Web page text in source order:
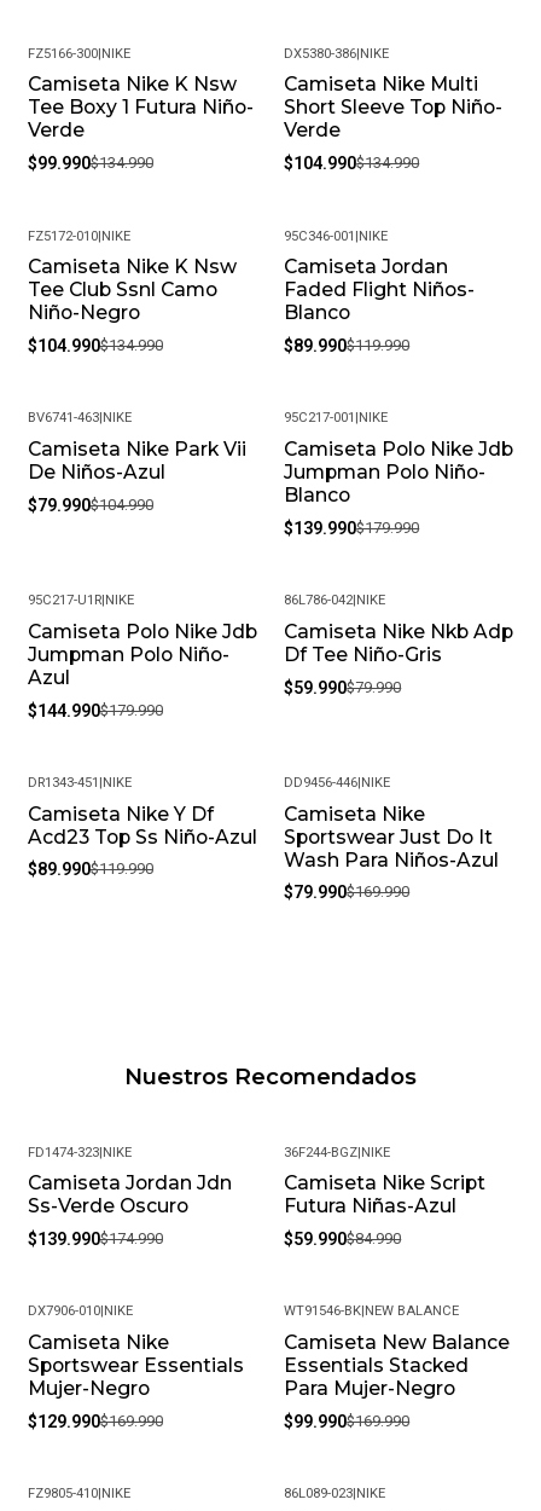
-26%
FZ5166-300|NIKE
Camiseta Nike K Nsw
Tee Boxy 1 Futura Niño-
Verde
$99.990$134.990
-22%
DX5380-386|NIKE
Camiseta Nike Multi
Short Sleeve Top Niño-
Verde
$104.990$134.990
-22%
FZ5172-010|NIKE
Camiseta Nike K Nsw
Tee Club Ssnl Camo
Niño-Negro
$104.990$134.990
-25%
95C346-001 |NIKE
Camiseta Jordan
Faded Flight Niños-
Blanco
$89.990$119.990
-24%
BV6741-463| NIKE
Camiseta Nike Park Vii
De Niños-Azul
$79.990$104.990
-22%
95C217-001 NIKE
Camiseta Polo Nike Jdb
Jumpman Polo Niño-
Blanco
$139.990$179.990
-19%
95C217-U1R| NIKE
Camiseta Polo Nike Jdb
Jumpman Polo Niño-
Azul
$144.990$179.990
-25%
86L786-042| NIKE
Camiseta Nike Nkb Adp
Df Tee Niño-Gris
$59.990$79.990
-25%
DR1343-451 NIKE
Camiseta Nike Y Df
Acd23 Top Ss Niño-Azul
$89.990$119.990
-53%
DD9456-446 NIKE
Camiseta Nike
Sportswear Just Do It
Wash Para Niños-Azul
$79.990$169.990
Nuestros Recomendados
-20%
FD1474-323|NIKE
Camiseta Jordan Jdn
Ss-Verde Oscuro
$139.990$174.990
-29%
36F244-BGZ|NIKE
Camiseta Nike Script
Futura Niñas-Azul
$59.990$84.990
-24%
DX7906-010| NIKE
Camiseta Nike
Sportswear Essentials
Mujer-Negro
$129.990$169.990
-41%
WT91546-BK NEW BALANCE
Camiseta New Balance
Essentials Stacked
Para Mujer-Negro
$99.990$169.990
FZ9805-410| NIKE 86L089-023 NIKE